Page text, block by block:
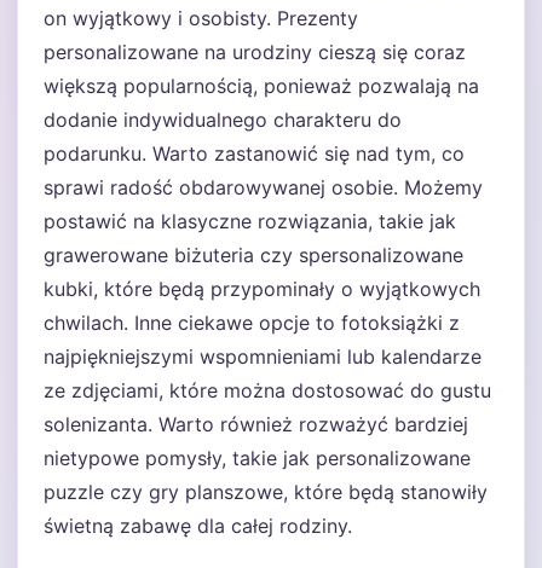
on wyjątkowy i osobisty. Prezenty
personalizowane na urodziny cieszą się coraz
większą popularnością, ponieważ pozwalają na
dodanie indywidualnego charakteru do
podarunku. Warto zastanowić się nad tym, co
sprawi radość obdarowywanej osobie. Możemy
postawić na klasyczne rozwiązania, takie jak
grawerowane biżuteria czy spersonalizowane
kubki, które będą przypominały o wyjątkowych
chwilach. Inne ciekawe opcje to fotoksiążki z
najpiękniejszymi wspomnieniami lub kalendarze
ze zdjęciami, które można dostosować do gustu
solenizanta. Warto również rozważyć bardziej
nietypowe pomysły, takie jak personalizowane
puzzle czy gry planszowe, które będą stanowiły
świetną zabawę dla całej rodziny.